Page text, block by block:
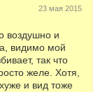
23 мая 2015
воздушно и
видимо мой
так что
желе. Хотя,
и вид тоже